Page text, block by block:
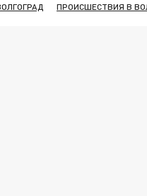
ПРОИСШЕСТВИЯ В